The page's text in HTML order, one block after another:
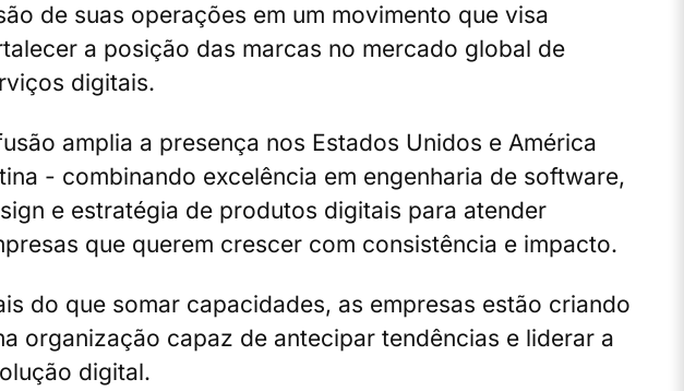
de suas operações em um movimento que visa
a posição das marcas no mercado global de
digitais.
amplia a presença nos Estados Unidos e América
- combinando excelência em engenharia de software,
e estratégia de produtos digitais para atender
que querem crescer com consistência e impacto.
do que somar capacidades, as empresas estão criando
organização capaz de antecipar tendências e liderar a
digital.